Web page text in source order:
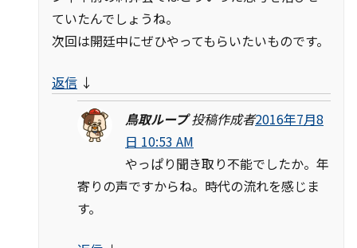
ていたんでしょうね。
次回は開廷中にぜひやってもらいたいものです。
返信 ↓
鳥取ループ 投稿作成者2016年7月8
日 10:53 AM
やっぱり聞き取り不能でしたか。年
寄りの声ですからね。時代の流れを感じま
す。